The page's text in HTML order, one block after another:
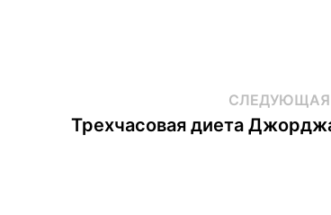
СЛЕДУЮЩАЯ
Трехчасовая диета